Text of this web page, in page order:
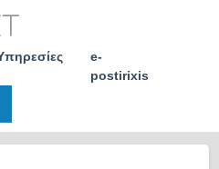
e-
postirixis